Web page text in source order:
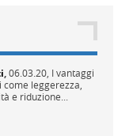
,06.03.20, I vantaggi
leggerezza,
e riduzione...